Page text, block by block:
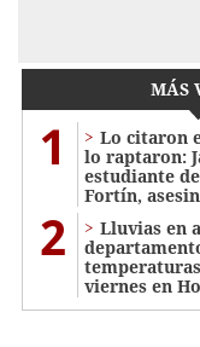
MÁS
1
Lo citaron
lo raptaron:
estudiante
Fortín,
2
Lluvias en
viernes en